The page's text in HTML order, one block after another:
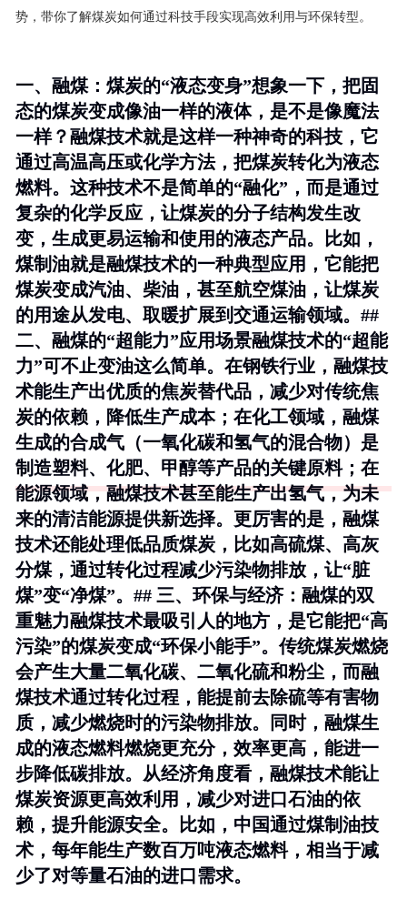
势，带你了解煤炭如何通过科技手段实现高效利用与环保转型。
一、融煤：煤炭的“液态变身”想象一下，把固
态的煤炭变成像油一样的液体，是不是像魔法
一样？融煤技术就是这样一种神奇的科技，它
通过高温高压或化学方法，把煤炭转化为液态
燃料。这种技术不是简单的“融化”，而是通过
复杂的化学反应，让煤炭的分子结构发生改
变，生成更易运输和使用的液态产品。比如，
煤制油就是融煤技术的一种典型应用，它能把
煤炭变成汽油、柴油，甚至航空煤油，让煤炭
的用途从发电、取暖扩展到交通运输领域。##
二、融煤的“超能力”应用场景融煤技术的“超能
力”可不止变油这么简单。在钢铁行业，融煤技
术能生产出优质的焦炭替代品，减少对传统焦
炭的依赖，降低生产成本；在化工领域，融煤
生成的合成气（一氧化碳和氢气的混合物）是
制造塑料、化肥、甲醇等产品的关键原料；在
能源领域，融煤技术甚至能生产出氢气，为未
来的清洁能源提供新选择。更厉害的是，融煤
技术还能处理低品质煤炭，比如高硫煤、高灰
分煤，通过转化过程减少污染物排放，让“脏
煤”变“净煤”。## 三、环保与经济：融煤的双
重魅力融煤技术最吸引人的地方，是它能把“高
污染”的煤炭变成“环保小能手”。传统煤炭燃烧
会产生大量二氧化碳、二氧化硫和粉尘，而融
煤技术通过转化过程，能提前去除硫等有害物
质，减少燃烧时的污染物排放。同时，融煤生
成的液态燃料燃烧更充分，效率更高，能进一
步降低碳排放。从经济角度看，融煤技术能让
煤炭资源更高效利用，减少对进口石油的依
赖，提升能源安全。比如，中国通过煤制油技
术，每年能生产数百万吨液态燃料，相当于减
少了对等量石油的进口需求。